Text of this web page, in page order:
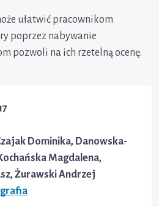
ułatwić pracownikom
poprzez nabywanie
pozwoli na ich rzetelną ocenę.
Dominika, Danowska-
Magdalena,
Żurawski Andrzej